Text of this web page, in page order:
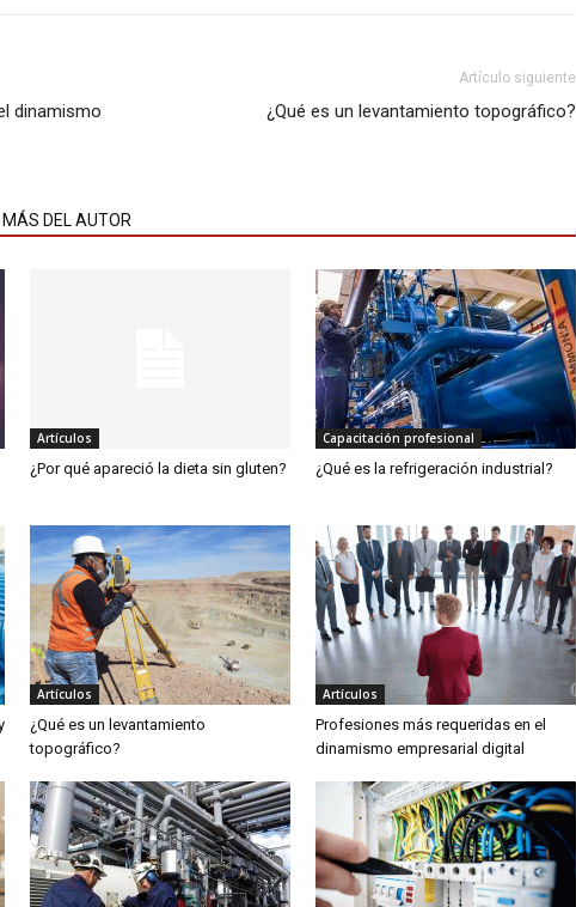
dinamismo
Artículo siguiente
¿Qué es un levantamiento topográfico?
MÁS DEL AUTOR
Artículos
¿Por qué apareció la dieta sin gluten?
Capacitación profesional
¿Qué es la refrigeración industrial?
Artículos
¿Qué es un levantamiento
topográfico?
Artículos
Profesiones más requeridas en el
dinamismo empresarial digital